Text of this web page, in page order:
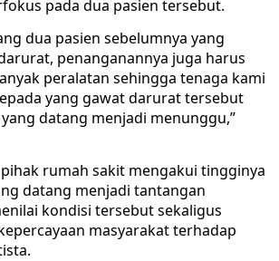
pada dua pasien tersebut.
dua pasien sebelumnya yang
penanganannya juga harus
peralatan sehingga tenaga kami
yang gawat darurat tersebut
datang menjadi menunggu,”
rumah sakit mengakui tingginya
datang menjadi tantangan
kondisi tersebut sekaligus
masyarakat terhadap